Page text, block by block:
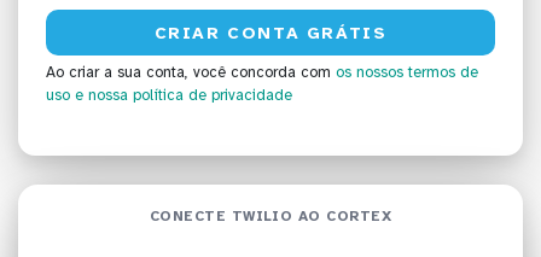
Ao criar a sua conta, você concorda com os nossos termos de
uso e nossa política de privacidade
CONECTE TWILIO AO CORTEX